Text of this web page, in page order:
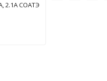
2.1А СОАТЭ